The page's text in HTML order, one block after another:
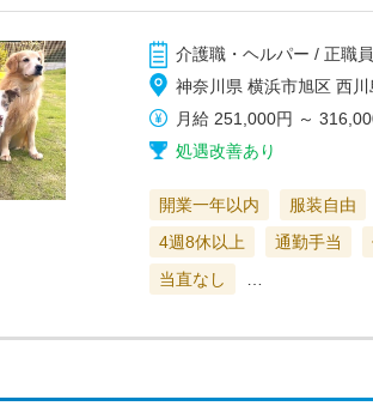
介護職・ヘルパー / 正職員
神奈川県 横浜市旭区 西
月給 251,000円 ～
処遇改善あり
開業一年以内 服装自由
4週8休以上
通勤手当
当直なし